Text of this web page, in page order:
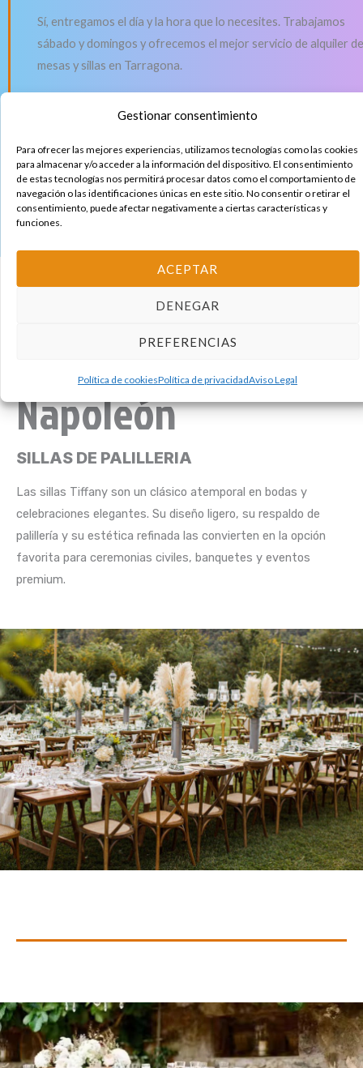
Gestionar consentimiento
Para ofrecer las mejores experiencias, utilizamos tecnologías como las cookies
para almacenar y/o acceder a la información del dispositivo. El consentimiento
de estas tecnologías nos permitirá procesar datos como el comportamiento de
navegación o las identificaciones únicas en este sitio. No consentir o retirar el
consentimiento, puede afectar negativamente a ciertas características y
funciones.
ACEPTAR
DENEGAR
PREFERENCIAS
Política de cookiesPolítica de privacidadAviso Legal
Sí, entregamos el día y la hora que lo necesites. Trabajamos
sábado y domingos y ofrecemos el mejor servicio de alquiler de
mesas y sillas en Tarragona.
¿HABLAMOS?
Alquiler de Sillas
Tiffany, Chiavari y
Napoleón
SILLAS DE PALILLERIA
Las sillas Tiffany son un clásico atemporal en bodas y
celebraciones elegantes. Su diseño ligero, su respaldo de
palillería y su estética refinada las convierten en la opción
favorita para ceremonias civiles, banquetes y eventos
premium.